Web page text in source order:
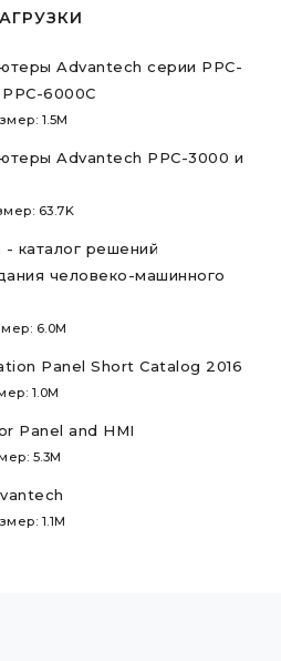
Advantech серии PPC-
6000C
1.5M
Advantech PPC-3000 и
63.7K
каталог решений
человеко-машинного
6.0M
Panel Short Catalog 2016
1.0M
Panel and HMI
5.3M
1.1M